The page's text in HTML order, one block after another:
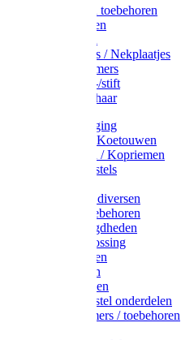
Oormerken toebehoren
Enkelbanden
Halsplaatjes / Nekplaatjes
Kokernummers
Merkspray-/stift
Veemerkschaar
Uierverzorging
Halsters & Koetouwen
Halsriemen / Kopriemen
Koerugborstels
Koe / Stier diversen
Melkers toebehoren
Stalbenodigdheden
Kalververlossing
Stierenringen
Onthoornen
Kalverflessen
Koerugborstel onderdelen
Kalveremmers / toebehoren